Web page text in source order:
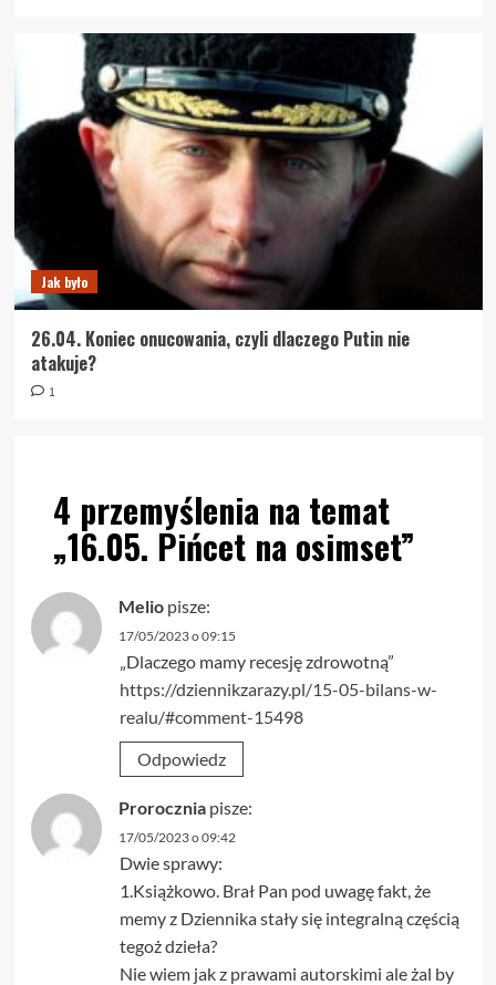
Jak było
26.04. Koniec onucowania, czyli dlaczego Putin nie
atakuje?
1
4 przemyślenia na temat
„16.05. Pińcet na osimset”
Melio pisze:
17/05/2023 o 09:15
„Dlaczego mamy recesję zdrowotną”
https://dziennikzarazy.pl/15-05-bilans-w-
realu/#comment-15498
Odpowiedz
Prorocznia pisze:
17/05/2023 o 09:42
Dwie sprawy:
1.Książkowo. Brał Pan pod uwagę fakt, że
memy z Dziennika stały się integralną częścią
tegoż dzieła?
Nie wiem jak z prawami autorskimi ale żal by